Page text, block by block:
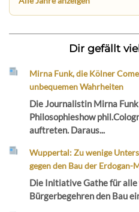
Dir gefällt
Mirna Funk, die Kölner
unbequemen Wahrheiten
Die Journalistin Mirna
Philosophieshow
auftreten. Daraus...
Wuppertal: Zu wenige
gegen den Bau der Erdogan-
Die Initiative Gathe für
Bürgerbegehren den Bau